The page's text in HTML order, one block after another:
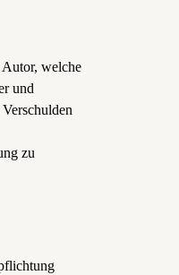
welche
und
zu